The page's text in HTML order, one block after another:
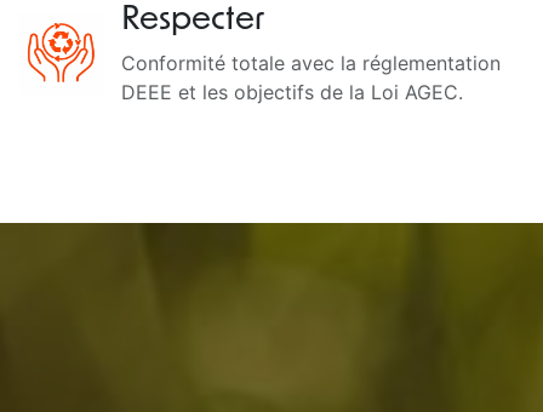
Respecter
Conformité totale avec la réglementation
DEEE et les objectifs de la Loi AGEC.